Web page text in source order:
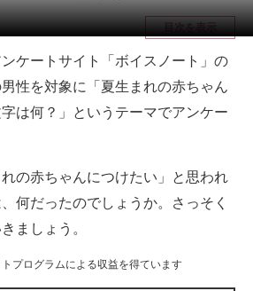
ページ
レンド
選べる
ント
目次を表示
ケートサイト「ボイスノート」の
性を対象に「夏生まれの赤ちゃん
は何？」というテーマでアンケー
の赤ちゃんにつけたい」と思われ
何だったのでしょうか。さっそく
ましょう。
プログラムによる収益を得ています